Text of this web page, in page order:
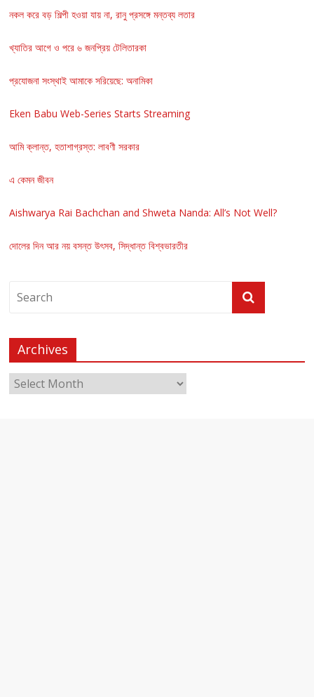
নকল করে বড় শিল্পী হওয়া যায় না, রানু প্রসঙ্গে মন্তব্য লতার
খ্যাতির আগে ও পরে ৬ জনপ্রিয় টেলিতারকা
প্রযোজনা সংস্থাই আমাকে সরিয়েছে: অনামিকা
Eken Babu Web-Series Starts Streaming
আমি ক্লান্ত, হতাশাগ্রস্ত: লাবণী সরকার
এ কেমন জীবন
Aishwarya Rai Bachchan and Shweta Nanda: All’s Not Well?
দোলের দিন আর নয় বসন্ত উৎসব, সিদ্ধান্ত বিশ্বভারতীর
Archives